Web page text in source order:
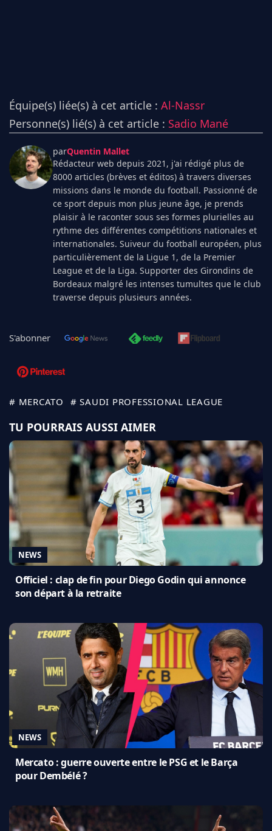
Équipe(s) liée(s) à cet article : Al-Nassr
Personne(s) lié(s) à cet article : Sadio Mané
parQuentin Mallet
Rédacteur web depuis 2021, j'ai rédigé plus de
8000 articles (brèves et éditos) à travers diverses
missions dans le monde du football. Passionné de
ce sport depuis mon plus jeune âge, je prends
plaisir à le raconter sous ses formes plurielles au
rythme des différentes compétitions nationales et
internationales. Suiveur du football européen, plus
particulièrement de la Ligue 1, de la Premier
League et de la Liga. Supporter des Girondins de
Bordeaux malgré les intenses tumultes que le club
traverse depuis plusieurs années.
S'abonner
# MERCATO # SAUDI PROFESSIONAL LEAGUE
TU POURRAIS AUSSI AIMER
NEWS
Officiel : clap de fin pour Diego Godin qui annonce
son départ à la retraite
NEWS
Mercato : guerre ouverte entre le PSG et le Barça
pour Dembélé ?